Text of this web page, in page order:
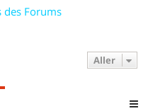
des Forums
Aller